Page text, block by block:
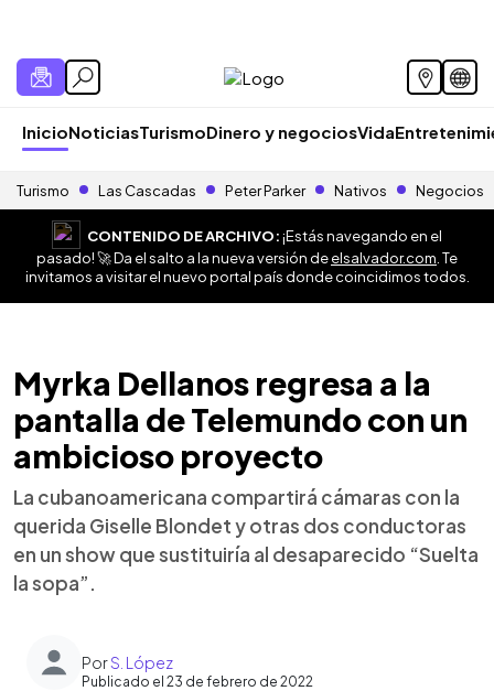
InicioNoticiasTurismoDinero y negociosVida
Turismo Las Cascadas Peter Parker Nativos Negocios
CONTENIDO DE ARCHIVO:¡Estás navegando en el
pasado! 🚀 Da el salto a la nueva versión deelsalvador.com . Te
invitamos a visitar el nuevo portal país donde coincidimos todos.
Myrka Dellanos regresa a la
pantalla de Telemundo con un
ambicioso proyecto
La cubanoamericana compartirá cámaras con la
querida Giselle Blondet y otras dos conductoras
en un show que sustituiría al desaparecido “Suelta
la sopa”.
PorS. López
Publicado el 23 de febrero de 2022